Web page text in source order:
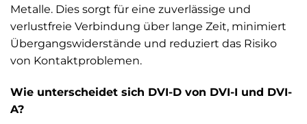
Metalle. Dies sorgt für eine zuverlässige und
verlustfreie Verbindung über lange Zeit, minimiert
Übergangswiderstände und reduziert das Risiko
von Kontaktproblemen.
Wie unterscheidet sich DVI-D von DVI-I und DVI-
A?